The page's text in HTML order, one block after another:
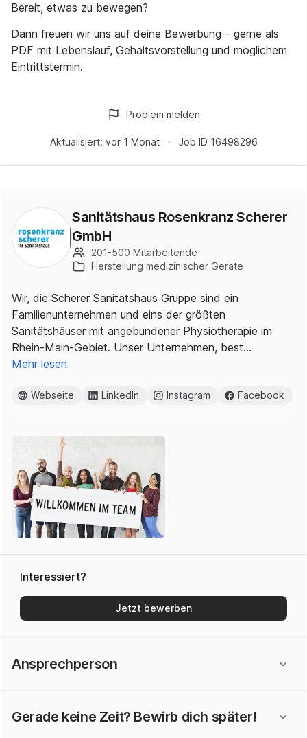
Bereit, etwas zu bewegen?
Dann freuen wir uns auf deine Bewerbung – gerne als
PDF mit Lebenslauf, Gehaltsvorstellung und möglichem
Eintrittstermin.
Aktualisiert: vor 1 Monat Job ID 16498296
Problem melden
Sanitätshaus Rosenkranz Scherer
GmbH
201-500 Mitarbeitende
Herstellung medizinischer Geräte
Wir, die Scherer Sanitätshaus Gruppe sind ein
Familienunternehmen und eins der größten
Sanitätshäuser mit angebundener Physiotherapie im
Rhein-Main-Gebiet. Unser Unternehmen, best…
Mehr lesen
Webseite LinkedIn Instagram Facebook
Interessiert?
Jetzt bewerben
Ansprechperson
Gerade keine Zeit? Bewirb dich später!